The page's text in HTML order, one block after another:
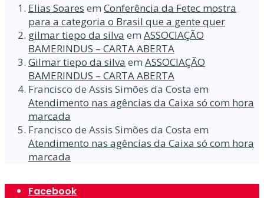
Elias Soares em Conferência da Fetec mostra
para a categoria o Brasil que a gente quer
gilmar tiepo da silva em ASSOCIAÇÃO
BAMERINDUS – CARTA ABERTA
Gilmar tiepo da silva em ASSOCIAÇÃO
BAMERINDUS – CARTA ABERTA
Francisco de Assis Simões da Costa em
Atendimento nas agências da Caixa só com hora
marcada
Francisco de Assis Simões da Costa em
Atendimento nas agências da Caixa só com hora
marcada
Facebook